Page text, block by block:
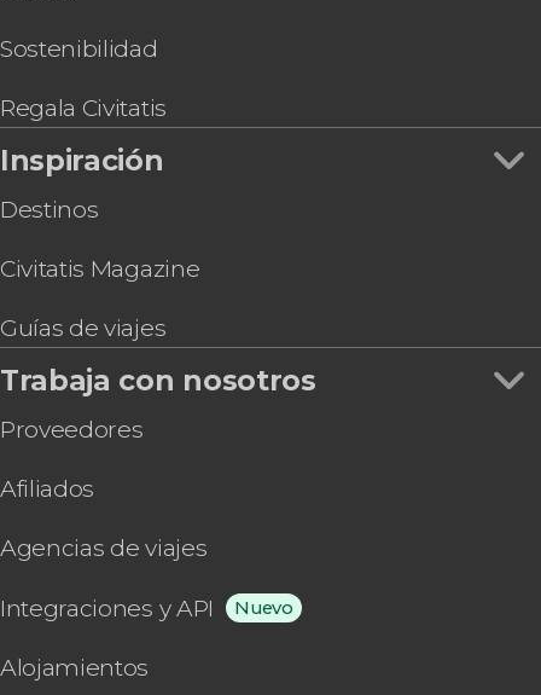
Sostenibilidad
Regala Civitatis
Inspiración
Destinos
Civitatis Magazine
Guías de viajes
Trabaja con nosotros
Proveedores
Afiliados
Agencias de viajes
Integraciones y API Nuevo
Alojamientos